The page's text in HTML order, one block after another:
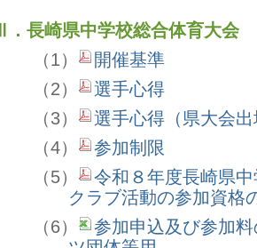
Ⅲ．長崎県中学校総合体育大会
（1）
開催基準
（2）
選手心得
（3）
選手心得（県大会
（4）
参加制限
（5）
令和８年度長崎県
クラブ活動の参加資
（6）
参加申込及び参加